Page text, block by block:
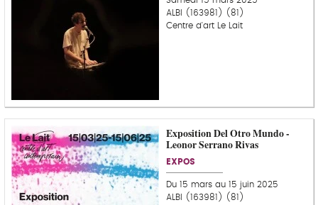
ALBI (163981) (81)
Centre d'art Le Lait
Exposition Del Otro Mundo -
Leonor Serrano Rivas
EXPOS
Du 15 mars au 15 juin 2025
ALBI (163981) (81)